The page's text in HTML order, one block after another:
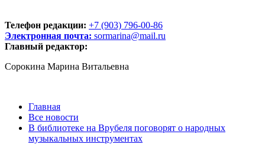
Телефон редакции: +7 (903) 796-00-86
Электронная почта: sormarina@mail.ru
Главный редактор:
Сорокина Марина Витальевна
Главная
Все новости
В библиотеке на Врубеля поговорят о народных
музыкальных инструментах